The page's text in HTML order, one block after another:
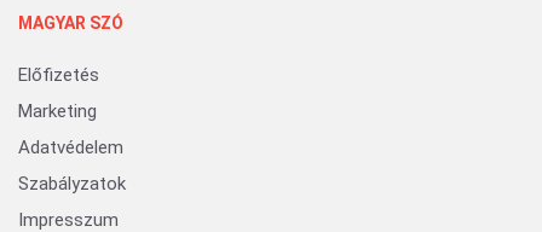
MAGYAR SZÓ
Előfizetés
Marketing
Adatvédelem
Szabályzatok
Impresszum